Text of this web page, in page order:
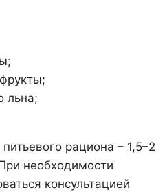
льна;
рациона – 1,5–2
необходимости
консультацией